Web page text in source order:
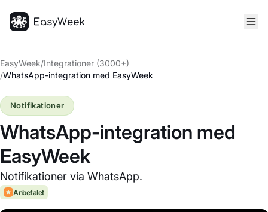
EasyWeek/Integrationer (3000+)
/WhatsApp-integration med EasyWeek
WhatsApp-integration med
EasyWeek
Notifikationer via WhatsApp.
Notifikationer
Anbefalet